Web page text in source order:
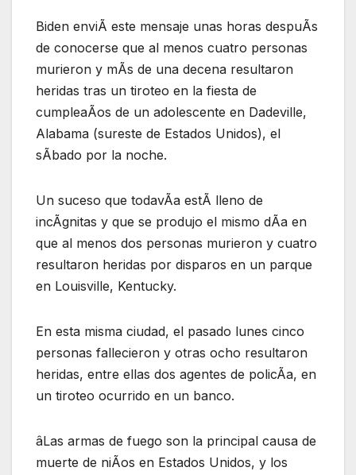
Biden enviÃ este mensaje unas horas despuÃs
de conocerse que al menos cuatro personas
murieron y mÃs de una decena resultaron
heridas tras un tiroteo en la fiesta de
cumpleaÃos de un adolescente en Dadeville,
Alabama (sureste de Estados Unidos), el
sÃbado por la noche.
Un suceso que todavÃa estÃ lleno de
incÃgnitas y que se produjo el mismo dÃa en
que al menos dos personas murieron y cuatro
resultaron heridas por disparos en un parque
en Louisville, Kentucky.
En esta misma ciudad, el pasado lunes cinco
personas fallecieron y otras ocho resultaron
heridas, entre ellas dos agentes de policÃa, en
un tiroteo ocurrido en un banco.
âLas armas de fuego son la principal causa de
muerte de niÃos en Estados Unidos, y los